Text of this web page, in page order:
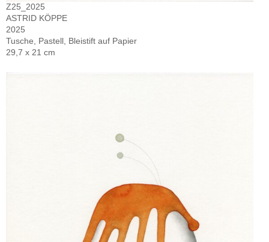
Z25_2025
ASTRID KÖPPE
2025
Tusche, Pastell, Bleistift auf Papier
29,7 x 21 cm